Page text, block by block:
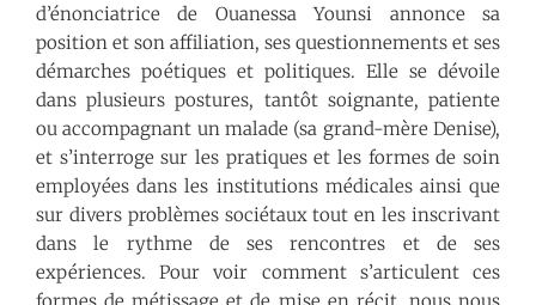
d’énonciatrice de Ouanessa Younsi annonce sa
position et son affiliation, ses questionnements et ses
démarches poétiques et politiques. Elle se dévoile
dans plusieurs postures, tantôt soignante, patiente
ou accompagnant un malade (sa grand-mère Denise),
et s’interroge sur les pratiques et les formes de soin
employées dans les institutions médicales ainsi que
sur divers problèmes sociétaux tout en les inscrivant
dans le rythme de ses rencontres et de ses
expériences. Pour voir comment s’articulent ces
formes de métissage et de mise en récit, nous nous